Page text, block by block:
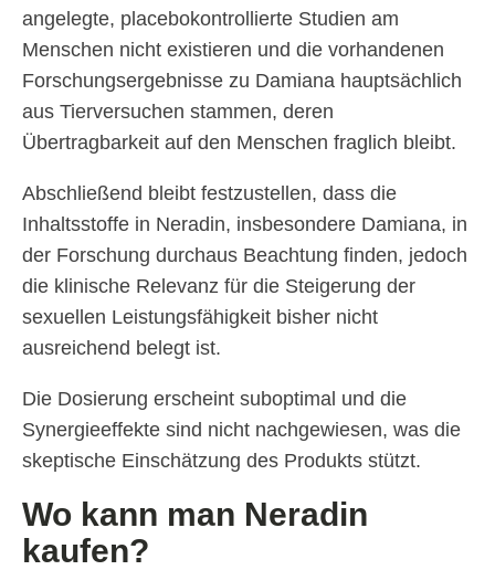
angelegte, placebokontrollierte Studien am
Menschen nicht existieren und die vorhandenen
Forschungsergebnisse zu Damiana hauptsächlich
aus Tierversuchen stammen, deren
Übertragbarkeit auf den Menschen fraglich bleibt.
Abschließend bleibt festzustellen, dass die
Inhaltsstoffe in Neradin, insbesondere Damiana, in
der Forschung durchaus Beachtung finden, jedoch
die klinische Relevanz für die Steigerung der
sexuellen Leistungsfähigkeit bisher nicht
ausreichend belegt ist.
Die Dosierung erscheint suboptimal und die
Synergieeffekte sind nicht nachgewiesen, was die
skeptische Einschätzung des Produkts stützt.
Wo kann man Neradin
kaufen?